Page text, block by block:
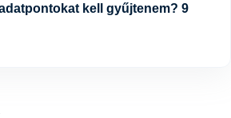
kell gyűjtenem? 9